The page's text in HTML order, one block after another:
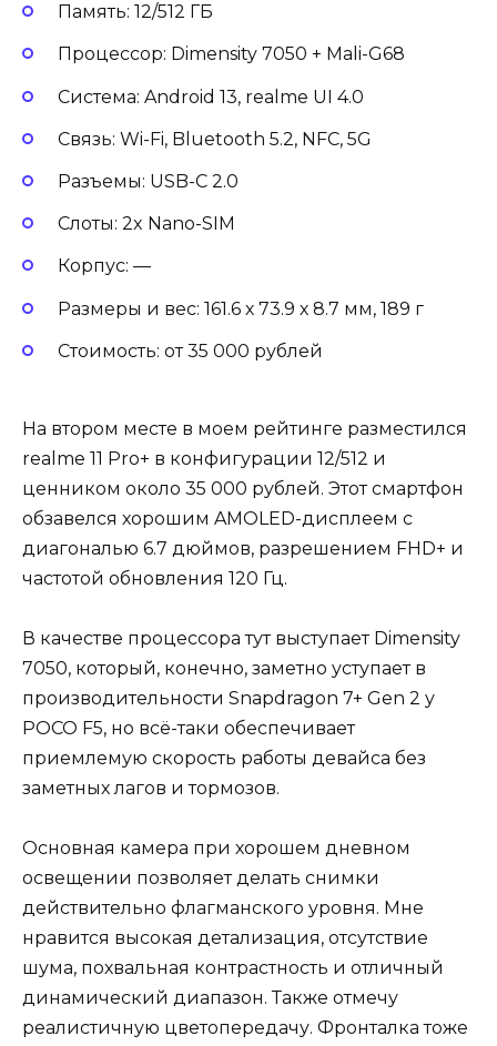
Память: 12/512 ГБ
Процессор: Dimensity 7050 + Mali-G68
Система: Android 13, realme UI 4.0
Связь: Wi-Fi, Bluetooth 5.2, NFC, 5G
Разъемы: USB-C 2.0
Слоты: 2x Nano-SIM
Корпус: —
Размеры и вес: 161.6 х 73.9 х 8.7 мм, 189 г
Стоимость: от 35 000 рублей
На втором месте в моем рейтинге разместился
realme 11 Pro+ в конфигурации 12/512 и
ценником около 35 000 рублей. Этот смартфон
обзавелся хорошим AMOLED-дисплеем с
диагональю 6.7 дюймов, разрешением FHD+ и
частотой обновления 120 Гц.
В качестве процессора тут выступает Dimensity
7050, который, конечно, заметно уступает в
производительности Snapdragon 7+ Gen 2 у
POCO F5, но всё-таки обеспечивает
приемлемую скорость работы девайса без
заметных лагов и тормозов.
Основная камера при хорошем дневном
освещении позволяет делать снимки
действительно флагманского уровня. Мне
нравится высокая детализация, отсутствие
шума, похвальная контрастность и отличный
динамический диапазон. Также отмечу
реалистичную цветопередачу. Фронталка тоже